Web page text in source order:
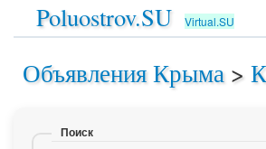
Poluostrov.SU Virtual.SU
Объявления Крыма >
Поиск